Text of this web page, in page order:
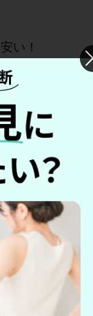
い！
購入できるの
500円）